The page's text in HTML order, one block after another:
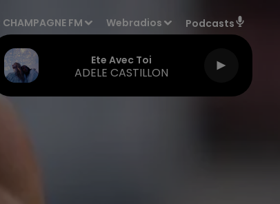
CHAMPAGNE FM Webradios Podcasts
Ete Avec Toi
ADELE CASTILLON